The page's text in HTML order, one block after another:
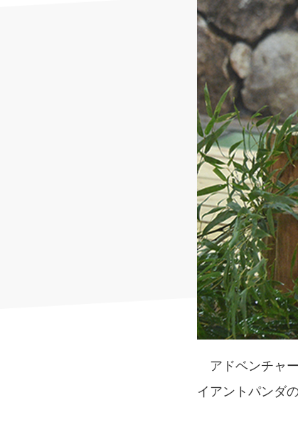
アドベンチャ
イアントパンダ